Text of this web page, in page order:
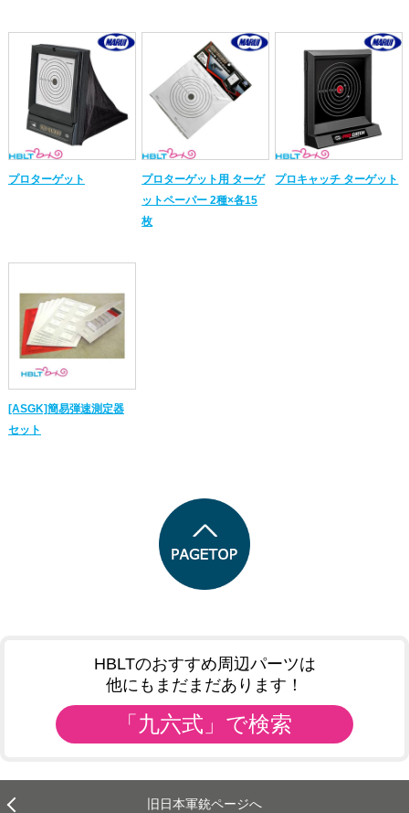
プロターゲット
プロターゲット用 ターゲ
ットペーパー 2種×各15
枚
プロキャッチ ターゲット
[ASGK]簡易弾速測定器
セット
HBLTのおすすめ周辺パーツは
他にもまだまだあります！
「九六式」で検索
旧日本軍銃ページへ